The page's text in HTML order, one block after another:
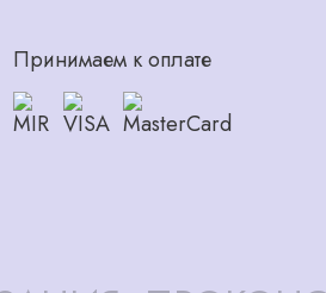
Принимаем к оплате